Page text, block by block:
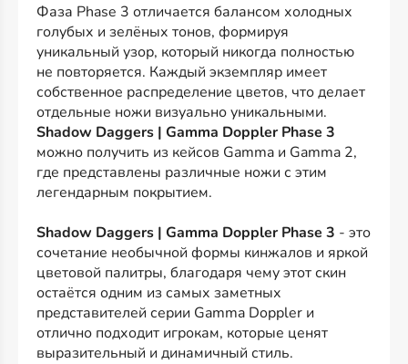
Фаза Phase 3 отличается балансом холодных
голубых и зелёных тонов, формируя
уникальный узор, который никогда полностью
не повторяется. Каждый экземпляр имеет
собственное распределение цветов, что делает
отдельные ножи визуально уникальными.
Shadow Daggers | Gamma Doppler Phase 3
можно получить из кейсов Gamma и Gamma 2,
где представлены различные ножи с этим
легендарным покрытием.
Shadow Daggers | Gamma Doppler Phase 3 - это
сочетание необычной формы кинжалов и яркой
цветовой палитры, благодаря чему этот скин
остаётся одним из самых заметных
представителей серии Gamma Doppler и
отлично подходит игрокам, которые ценят
выразительный и динамичный стиль.